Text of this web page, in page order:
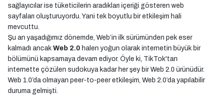
sağlayıcılar ise tüketicilerin aradıkları içeriği gösteren web
sayfaları oluşturuyordu. Yani tek boyutlu bir etkileşim hali
mevcuttu.
Şu an yaşadığımız dönemde, Web’in ilk sürümünden pek eser
kalmadı ancak Web 2.0 halen yoğun olarak internetin büyük bir
bölümünü kapsamaya devam ediyor. Öyle ki, TikTok'tan
internette çözülen sudokuya kadar her şey bir Web 2.0 ürünüdür.
Web 1.0’da olmayan peer-to-peer etkileşim, Web 2.0’da yapılabilir
duruma gelmişti.